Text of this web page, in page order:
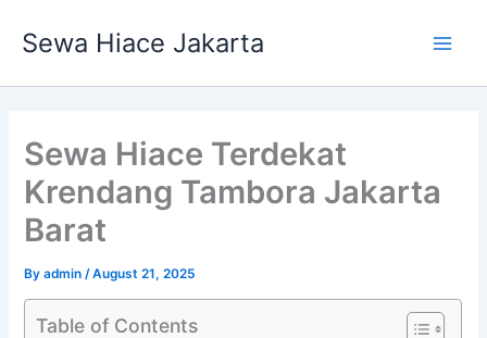
Sewa Hiace Jakarta
Sewa Hiace Terdekat
Krendang Tambora Jakarta
Barat
Byadmin /August 21, 2025
Table of Contents